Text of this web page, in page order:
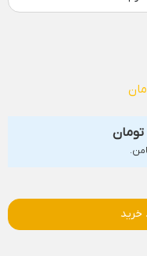
تومان
خرید